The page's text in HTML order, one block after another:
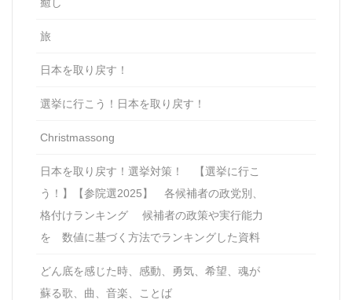
旅
日本を取り戻す！
選挙に行こう！日本を取り戻す！
Christmassong
日本を取り戻す！選挙対策！ 【選挙に行こ
う！】【参院選2025】 各候補者の政党別、
格付けランキング 候補者の政策や実行能力
を 数値に基づく方法でランキングした資料
どん底を感じた時、感動、勇気、希望、魂が
蘇る歌、曲、音楽、ことば